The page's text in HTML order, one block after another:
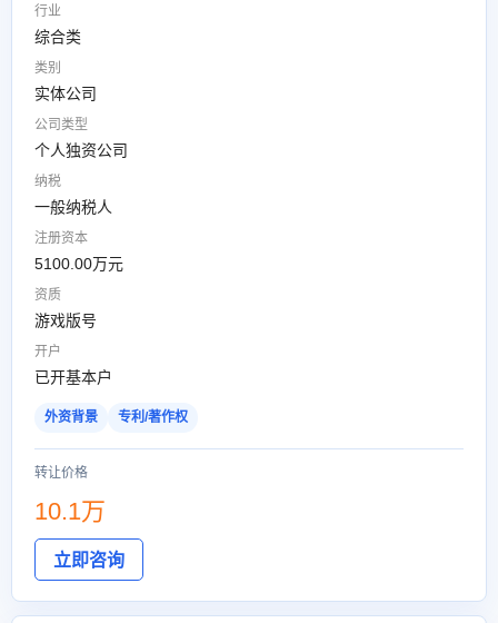
行业
综合类
类别
实体公司
公司类型
个人独资公司
纳税
一般纳税人
注册资本
5100.00万元
资质
游戏版号
开户
已开基本户
外资背景 专利/著作权
转让价格
10.1万
立即咨询